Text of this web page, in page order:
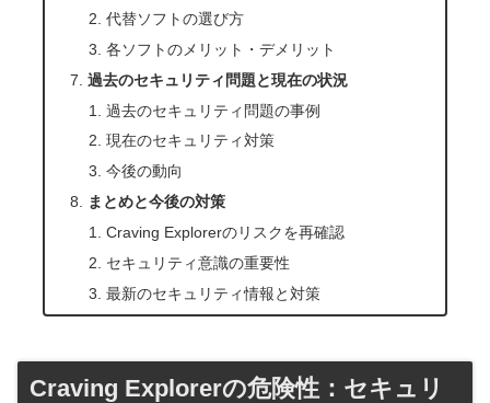
代替ソフトの選び方
各ソフトのメリット・デメリット
過去のセキュリティ問題と現在の状況
過去のセキュリティ問題の事例
現在のセキュリティ対策
今後の動向
まとめと今後の対策
Craving Explorerのリスクを再確認
セキュリティ意識の重要性
最新のセキュリティ情報と対策
Craving Explorerの危険性：セキュリ